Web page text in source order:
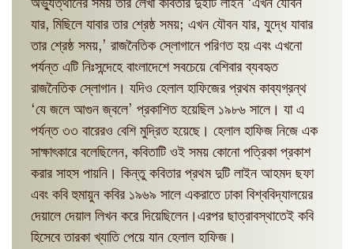
যার, মিছিলে যাবার তার শ্রেষ্ঠ সময়; এখন যৌবন যার, যুদ্ধে যাবার
তার শ্রেষ্ঠ সময়,’ রাজনৈতিক স্লোগানে পরিণত হয় এবং এখনো
পর্যন্ত এটি নিঃসন্দেহে বাংলাদেশে সবচেয়ে বেশিবার ব্যবহৃত
রাজনৈতিক স্লোগান। যদিও হেলাল হাফিজের প্রথম কাব্যগ্রন্থ
‘যে জলে আগুন জ্বলে’ প্রকাশিত হয়েছিল ১৯৮৬ সালে। যা এ
পর্যন্ত ৩৩ বারেরও বেশি মুদ্রিত হয়েছে। হেলাল হাফিজ নিজে এক
সাক্ষাৎকারে বলেছিলেন, কবিতাটি ওই সময় কোনো পত্রিকা প্রকাশ
করার সাহস পায়নি। কিন্তু কবিতার প্রথম দুটি লাইন আহমদ ছফা
এবং কবি হুমায়ুন কবির ১৯৬৯ সালে একরাতে ঢাকা বিশ্ববিদ্যালয়ের
দেয়ালে দেয়াল লিখন করে দিয়েছিলেন।এরপর ছাত্রাবস্থাতেই কবি
হিসেবে তারকা খ্যাতি পেয়ে যান হেলাল হাফিজ।